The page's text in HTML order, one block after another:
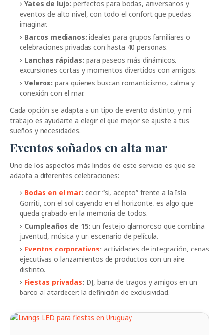
Yates de lujo: perfectos para bodas, aniversarios y
eventos de alto nivel, con todo el confort que puedas
imaginar.
Barcos medianos: ideales para grupos familiares o
celebraciones privadas con hasta 40 personas.
Lanchas rápidas: para paseos más dinámicos,
excursiones cortas y momentos divertidos con amigos.
Veleros: para quienes buscan romanticismo, calma y
conexión con el mar.
Cada opción se adapta a un tipo de evento distinto, y mi
trabajo es ayudarte a elegir el que mejor se ajuste a tus
sueños y necesidades.
Eventos soñados en alta mar
Uno de los aspectos más lindos de este servicio es que se
adapta a diferentes celebraciones:
Bodas en el mar: decir “sí, acepto” frente a la Isla
Gorriti, con el sol cayendo en el horizonte, es algo que
queda grabado en la memoria de todos.
Cumpleaños de 15: un festejo glamoroso que combina
juventud, música y un escenario de película.
Eventos corporativos: actividades de integración, cenas
ejecutivas o lanzamientos de productos con un aire
distinto.
Fiestas privadas: DJ, barra de tragos y amigos en un
barco al atardecer: la definición de exclusividad.